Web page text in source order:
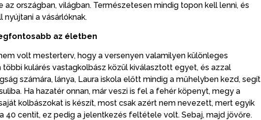
az országban, világban. Természetesen mindig topon kell lenni, és
a vásárlóknak.
az életben
volt mesterterv, hogy a versenyen valamilyen különleges
többi kulárés vastagkolbász közül kiválasztott egyet, és azzal
számára, lánya, Laura iskola előtt mindig a műhelyben kezd, segít
Ha hazatér onnan, már veszi is fel a fehér köpenyt, megy a
kolbászokat is készít, most csak azért nem nevezett, mert egyik
40 centit, ez pedig a jelentkezés feltétele volt. Sebaj, majd jövőre.